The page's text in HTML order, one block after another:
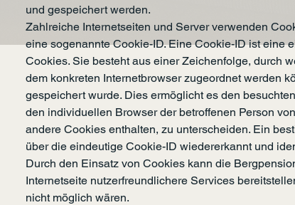
und gespeichert werden.
Zahlreiche Internetseiten und Server verwenden
eine sogenannte Cookie-ID. Eine Cookie-ID ist eine
Cookies. Sie besteht aus einer Zeichenfolge, durch
dem konkreten Internetbrowser zugeordnet werden
gespeichert wurde. Dies ermöglicht es den
den individuellen Browser der betroffenen Person
andere Cookies enthalten, zu unterscheiden. Ein
über die eindeutige Cookie-ID wiedererkannt und
Durch den Einsatz von Cookies kann die
Internetseite nutzerfreundlichere Services
nicht möglich wären.